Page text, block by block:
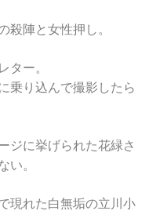
殺陣と女性押し。
ター。
乗り込んで撮影したら
ジに挙げられた花緑さ
い。
現れた白無垢の立川小